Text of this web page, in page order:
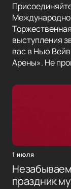
выступления
вас в Нью
Арены». Не
1 июля
праздник